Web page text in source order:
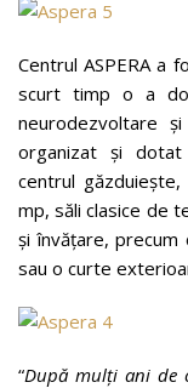
Centrul ASPERA a
scurt timp o a
neurodezvoltare
organizat și dotat
centrul
mp, săli clasice de
și învățare, precum
sau o curte
“După mulți ani de